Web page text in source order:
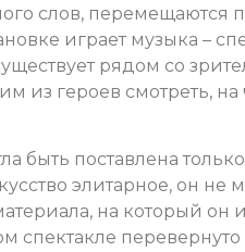
слов, перемещаются
играет музыка –
рядом со
из героев смотреть, на
быть поставлена
элитарное, он не
на который
спектакле